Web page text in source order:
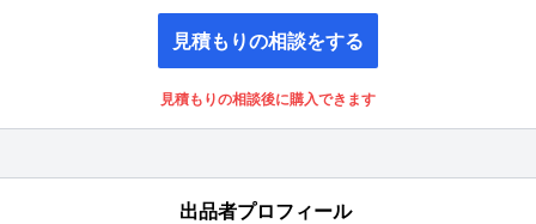
見積もりの相談をする
見積もりの相談後に購入できます
出品者プロフィール